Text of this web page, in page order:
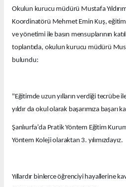
Okulun kurucu müdürü Mustafa
Koordinatörü Mehmet Emin Kuş,
ve yönetimi ile basın mensuplarının
toplantıda, okulun kurucu müdürü
bulundu:
"Eğitimde uzun yılların verdiği tecrübe
yıldır da okul olarak başarımıza başarı
Şanlıurfa’da Pratik Yöntem Eğitim
Yöntem Koleji olaraktan 3. yılımızdayız.
Yıllardır binlerce öğrenciyi hayallerine